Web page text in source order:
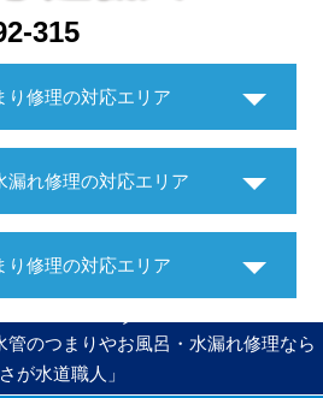
315
り修理の対応エリア
漏れ修理の対応エリア
り修理の対応エリア
のつまりやお風呂・水漏れ修理なら
さが水道職人」